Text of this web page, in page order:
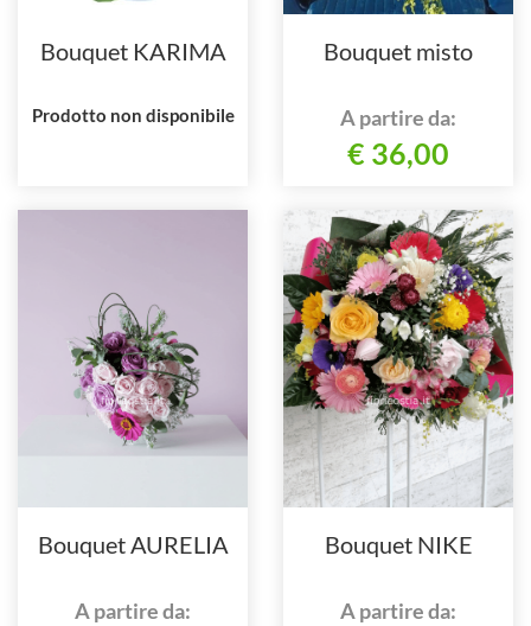
Bouquet KARIMA
Prodotto non disponibile
Bouquet misto
A partire da:
€ 36,00
Bouquet AURELIA
A partire da:
Bouquet NIKE
A partire da: